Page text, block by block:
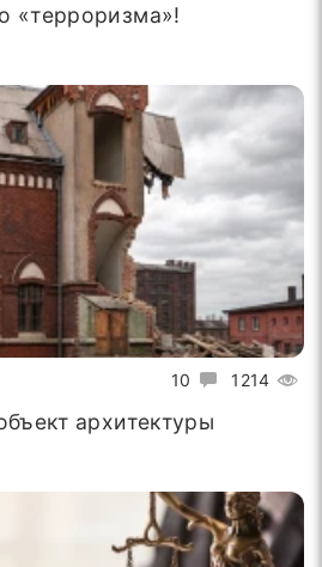
«терроризма»!
10 1214
архитектуры